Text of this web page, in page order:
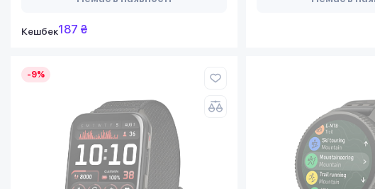
Кешбек187 ₴
-9%